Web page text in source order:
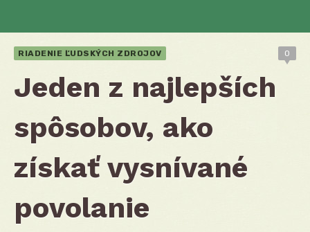
RIADENIE ĽUDSKÝCH ZDROJOV 0
Jeden z najlepších
spôsobov, ako
získať vysnívané
povolanie